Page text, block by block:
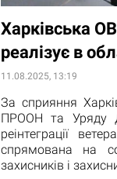
Харківська
реалізує в
11.08.2025, 13:19
За сприяння
ПРООН та Уряду
реінтеграції
спрямована на
захисників і